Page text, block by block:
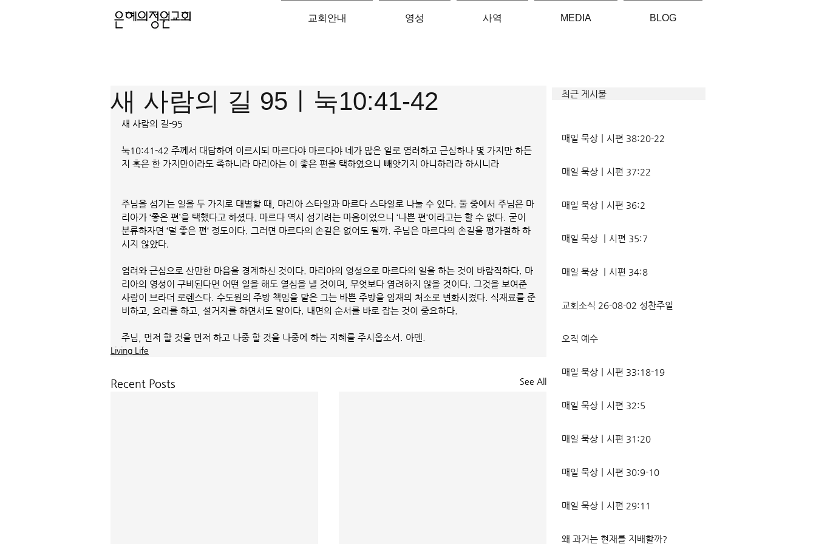
교회안내 영성 사역 MEDIA BLOG
최근 게시물
새 사람의 길 95ㅣ눅10:41-42
새 사람의 길-95
눅10:41-42 주께서 대답하여 이르시되 마르다야 마르다야 네가 많은 일로 염려하고 근심하나 몇 가지만 하든
지 혹은 한 가지만이라도 족하니라 마리아는 이 좋은 편을 택하였으니 빼앗기지 아니하리라 하시니라
주님을 섬기는 일을 두 가지로 대별할 때, 마리아 스타일과 마르다 스타일로 나눌 수 있다. 둘 중에서 주님은 마
리아가 ‘좋은 편’을 택했다고 하셨다. 마르다 역시 섬기려는 마음이었으니 ‘나쁜 편‘이라고는 할 수 없다. 굳이
분류하자면 ‘덜 좋은 편‘ 정도이다. 그러면 마르다의 손길은 없어도 될까. 주님은 마르다의 손길을 평가절하 하
시지 않았다.
염려와 근심으로 산만한 마음을 경계하신 것이다. 마리아의 영성으로 마르다의 일을 하는 것이 바람직하다. 마
리아의 영성이 구비된다면 어떤 일을 해도 열심을 낼 것이며, 무엇보다 염려하지 않을 것이다. 그것을 보여준
사람이 브라더 로렌스다. 수도원의 주방 책임을 맡은 그는 바쁜 주방을 임재의 처소로 변화시켰다. 식재료를 준
비하고, 요리를 하고, 설거지를 하면서도 말이다. 내면의 순서를 바로 잡는 것이 중요하다.
주님, 먼저 할 것을 먼저 하고 나중 할 것을 나중에 하는 지혜를 주시옵소서. 아멘.
Living Life
Recent Posts See All
매일 묵상ㅣ시편 38:20-22
매일 묵상ㅣ시편 37:22
매일 묵상ㅣ시편 36:2
매일 묵상 ㅣ시편 35:7
매일 묵상 ㅣ시편 34:8
교회소식 26-08-02 성찬주일
오직 예수
매일 묵상ㅣ시편 33:18-19
매일 묵상ㅣ시편 32:5
매일 묵상ㅣ시편 31:20
매일 묵상ㅣ시편 30:9-10
매일 묵상ㅣ시편 29:11
왜 과거는 현재를 지배할까?